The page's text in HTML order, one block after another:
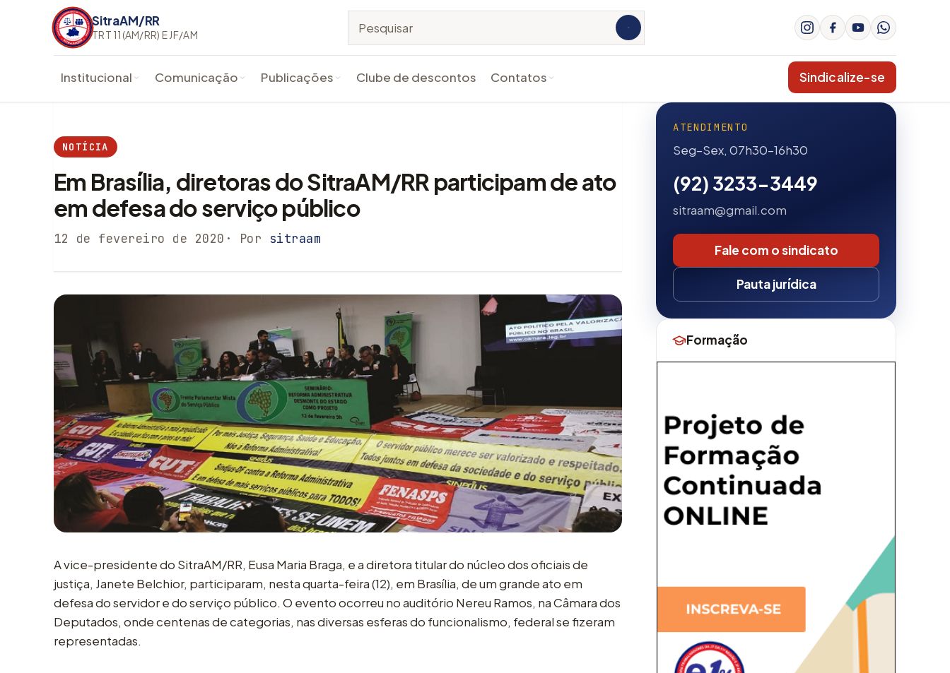
SitraAM/RR
TRT 11(AM/RR) E JF/AM Pesquisar no site
Institucional
Diretoria Executiva
Conselho Fiscal
Estatuto
Sede urbana
Comunicação
Galeria de Fotos
Campanhas
Publicações
Prestação de Contas
Balanço patrimonial
Jurídico
Clube de descontos Contatos Sindicalize-se
NOTÍCIA
Em Brasília, diretoras do SitraAM/RR participam de ato
em defesa do serviço público
12 de fevereiro de 2020 · Por sitraam
A vice-presidente do SitraAM/RR, Eusa Maria Braga, e a diretora titular do núcleo dos oficiais de
justiça, Janete Belchior, participaram, nesta quarta-feira (12), em Brasília, de um grande ato em
defesa do servidor e do serviço público. O evento ocorreu no auditório Nereu Ramos, na Câmara dos
Deputados, onde centenas de categorias, nas diversas esferas do funcionalismo, federal se fizeram
representadas.
ATENDIMENTO
Seg–Sex, 07h30–16h30
(92) 3233-3449
sitraam@gmail.com
Fale com o sindicato
Pauta jurídica
Formação